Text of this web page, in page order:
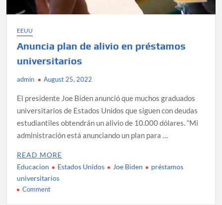
EEUU
Anuncia plan de alivio en préstamos
universitarios
admin August 25, 2022
El presidente Joe Biden anunció que muchos graduados
universitarios de Estados Unidos que siguen con deudas
estudiantiles obtendrán un alivio de 10.000 dólares. “Mi
administración está anunciando un plan para …
READ MORE
Educacion
Estados Unidos Joe Biden
préstamos
universitarios
Commenton